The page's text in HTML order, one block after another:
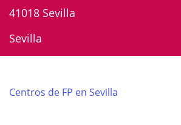
41018 Sevilla
Sevilla
Centros de FP en Sevilla